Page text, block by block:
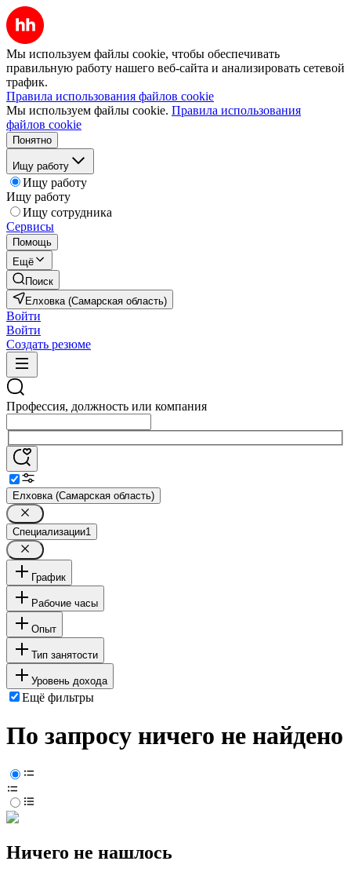
Мы используем файлы cookie, чтобы обеспечивать
правильную работу нашего веб-сайта и анализировать сетевой
трафик.
Правила использования файлов cookie
Мы используем файлы cookie. Правила использования
файлов cookie
Понятно
Ищу работу
Ищу работу
Ищу работу
Ищу сотрудника
Сервисы
Помощь
Ещё
Поиск
Елховка (Самарская область)
Войти
Войти
Создать резюме
Профессия, должность или компания
Елховка (Самарская область)
Специализации1
График
Рабочие часы
Опыт
Тип занятости
Уровень дохода
Ещё фильтры
По запросу ничего не найдено
Ничего не нашлось